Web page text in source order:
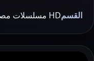
القسمHD مسلسلات مصرية